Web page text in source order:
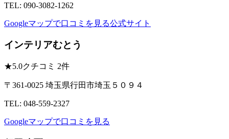
TEL: 090-3082-1262
Googleマップで口コミを見る公式サイト
インテリアむとう
★5.0クチコミ 2件
〒361-0025 埼玉県行田市埼玉５０９４
TEL: 048-559-2327
Googleマップで口コミを見る